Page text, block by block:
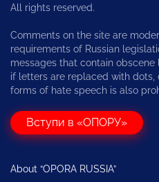
All rights reserved.
Comments on the site are
requirements of Russian
messages that contain
if letters are replaced with dots,
forms of hate speech is also
Вступи в «ОПОРУ»
About “OPORA RUSSIA”